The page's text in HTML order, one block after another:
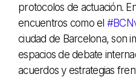
protocolos de actuación.
encuentros como el
ciudad de Barcelona, son
espacios de debate
acuerdos y estrategias